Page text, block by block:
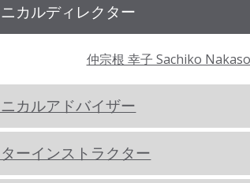
カルディレクター
仲宗根 幸子 Sachiko
カルアドバイザー
ーインストラクター